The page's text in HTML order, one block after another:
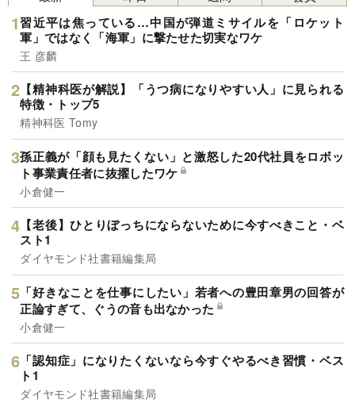
習近平は焦っている…中国が弾道ミサイルを「ロケット
軍」ではなく「海軍」に撃たせた切実なワケ
王 彦麟
【精神科医が解説】「うつ病になりやすい人」に見られる
特徴・トップ5
精神科医 Tomy
孫正義が「顔も見たくない」と激怒した20代社員をロボッ
ト事業責任者に抜擢したワケ
小倉健一
【老後】ひとりぼっちにならないために今すべきこと・ベ
スト1
ダイヤモンド社書籍編集局
「好きなことを仕事にしたい」若者への豊田章男の回答が
正論すぎて、ぐうの音も出なかった
小倉健一
「認知症」になりたくないなら今すぐやるべき習慣・ベス
ト1
ダイヤモンド社書籍編集局